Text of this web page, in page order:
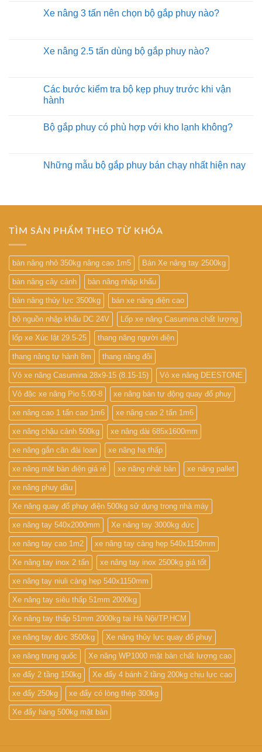
Xe nâng 3 tấn nên chọn bộ gắp phuy nào?
Xe nâng 2.5 tấn dùng bộ gắp phuy nào?
Các bước kiểm tra bộ kẹp phuy trước khi vận
hành
Bộ gắp phuy có phù hợp với kho lạnh không?
Những mẫu bộ gắp phuy bán chạy nhất hiện nay
TÌM SẢN PHẨM THEO TỪ KHÓA
bàn nâng nhỏ 350kg nâng cao 1m5 Bán Xe nâng tay 2500kg
bàn nâng cây cảnh bàn nâng nhập khẩu
bàn nâng thủy lực 3500kg bán xe nâng điện cao
bộ nguồn nhập khẩu DC 24V Lốp xe nâng Casumina chất lượng
lốp xe Xúc lật 29.5-25 thang nâng người điện
thang nâng tự hành 8m thang nâng đôi
Vỏ xe nâng Casumina 28x9-15 (8.15-15) Vỏ xe nâng DEESTONE
Vỏ đặc xe nâng Pio 5.00-8 xe nâng bán tự động quay đổ phuy
xe nâng cao 1 tấn cao 1m6 xe nâng cao 2 tấn 1m6
xe nâng chậu cảnh 500kg xe nâng dài 685x1600mm
xe nâng gắn cân đài loan xe nâng hạ thấp
xe nâng mặt bàn điện giá rẻ xe nâng nhật bản xe nâng pallet
xe nâng phuy dầu
Xe nâng quay đổ phuy điện 500kg sử dụng trong nhà máy
xe nâng tay 540x2000mm Xe nâng tay 3000kg đức
xe nâng tay cao 1m2 xe nâng tay càng hẹp 540x1150mm
Xe nâng tay inox 2 tấn xe nâng tay inox 2500kg giá tốt
xe nâng tay niuli càng hẹp 540x1150mm
Xe nâng tay siêu thấp 51mm 2000kg
Xe nâng tay thấp 51mm 2000kg tại Hà Nội/TP.HCM
xe nâng tay đức 3500kg Xe nâng thủy lực quay đổ phuy
xe nâng trung quốc Xe nâng WP1000 mặt bàn chất lượng cao
xe đẩy 2 tầng 150kg Xe đẩy 4 bánh 2 tầng 200kg chịu lực cao
xe đẩy 250kg xe đẩy có lòng thép 300kg
Xe đẩy hàng 500kg mặt bàn